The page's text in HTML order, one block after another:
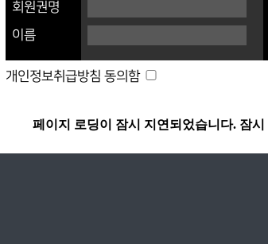
회원권명
이름
개인정보취급방침 동의함